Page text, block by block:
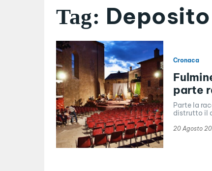
Tag: Deposito
Cronaca
parte
Parte la
distrutto il
20 Agosto